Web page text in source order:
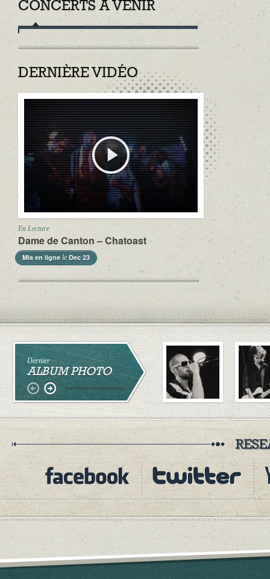
CONCERTS À VENIR
DERNIÈRE VIDÉO
En Lecture
Dame de Canton – Chatoast
Mis en ligneleDec 23
Dernier
ALBUM PHOTO